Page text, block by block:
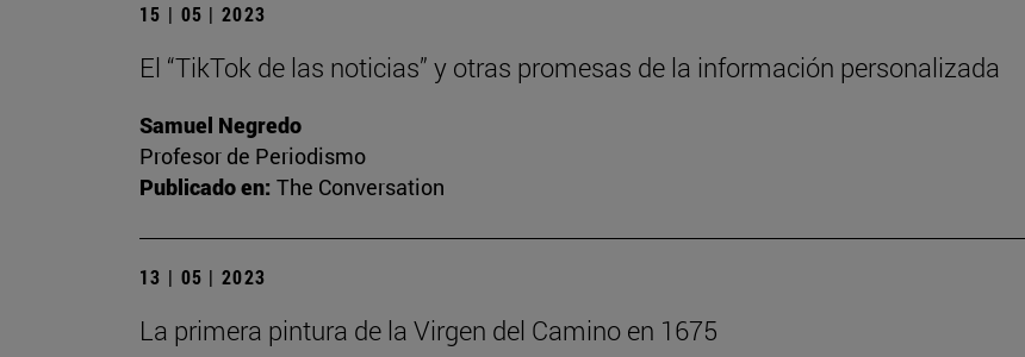
15 | 05 | 2023
El “TikTok de las noticias” y otras promesas de la información personalizada
Samuel Negredo
Profesor de Periodismo
Publicado en: The Conversation
13 | 05 | 2023
La primera pintura de la Virgen del Camino en 1675